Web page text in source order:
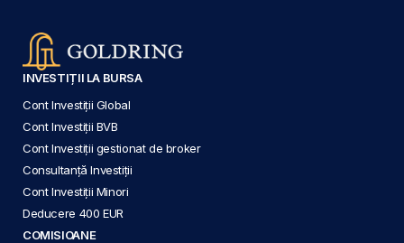
INVESTIȚII LA BURSA
Cont Investiții Global
Cont Investiții BVB
Cont Investiții gestionat de broker
Consultanță Investiții
Cont Investiții Minori
Deducere 400 EUR
COMISIOANE